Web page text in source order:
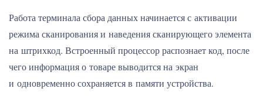
Работа терминала сбора данных начинается с активации
режима сканирования и наведения сканирующего элемента
на штрихкод. Встроенный процессор распознает код, после
чего информация о товаре выводится на экран
и одновременно сохраняется в памяти устройства.